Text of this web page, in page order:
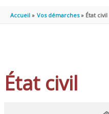
Accueil Vos démarches État civil
État civil